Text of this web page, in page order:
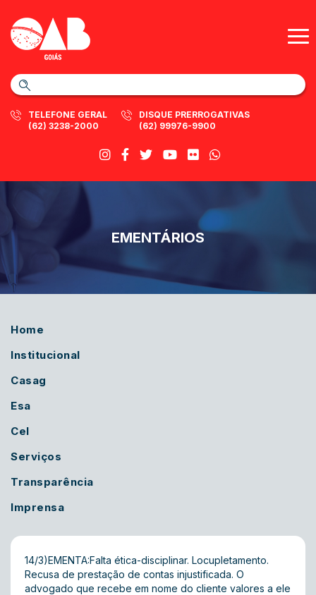
TELEFONE GERAL
(62) 3238-2000
DISQUE PRERROGATIVAS
(62) 99976-9900
EMENTÁRIOS
Home
Institucional
Casag
Esa
Cel
Serviços
Transparência
Imprensa
14/3)EMENTA:Falta ética-disciplinar. Locupletamento.
Recusa de prestação de contas injustificada. O
advogado que recebe em nome do cliente valores a ele